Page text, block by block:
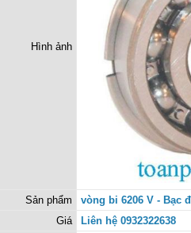
Hình ảnh
Sản phẩm
vòng bi 6206 V - Bạc
Giá
Liên hệ 0932322638